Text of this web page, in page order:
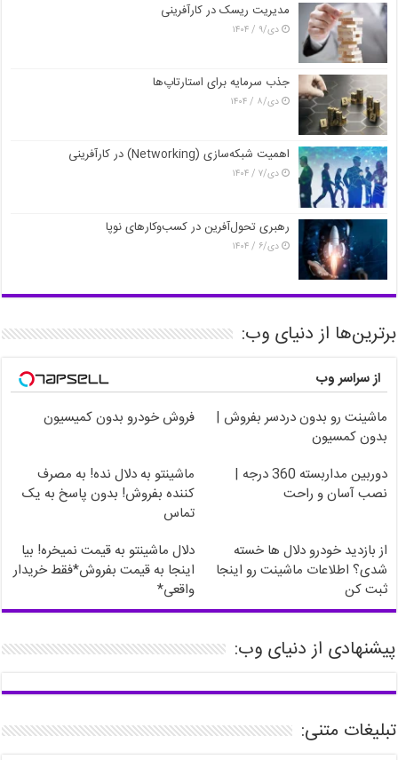
مدیریت ریسک در کارآفرینی
دی/۹ / ۱۴۰۴
جذب سرمایه برای استارتاپ‌ها
دی/۸ / ۱۴۰۴
اهمیت شبکه‌سازی (Networking) در کارآفرینی
دی/۷ / ۱۴۰۴
رهبری تحول‌آفرین در کسب‌وکارهای نوپا
دی/۶ / ۱۴۰۴
برترین‌ها از دنیای وب:
از سراسر وب
ماشینت رو بدون دردسر بفروش |
بدون کمسیون
فروش خودرو بدون کمیسیون
دوربین مداربسته 360 درجه |
نصب آسان و راحت
ماشینتو به دلال نده! به مصرف
کننده بفروش! بدون پاسخ به یک
تماس
از بازدید خودرو دلال ها خسته
شدی؟ اطلاعات ماشینت رو اینجا
ثبت کن
دلال ماشینتو به قیمت نمیخره! بیا
اینجا به قیمت بفروش*فقط خریدار
واقعی*
پیشنهادی از دنیای وب:
تبلیغات متنی: